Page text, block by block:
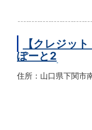
【クレジッ
ぽーと2
住所：山口県下関市